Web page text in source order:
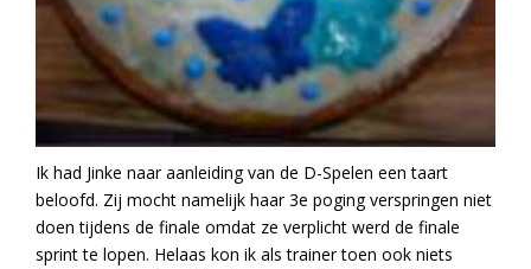
Ik had Jinke naar aanleiding van de D-Spelen een taart
beloofd. Zij mocht namelijk haar 3e poging verspringen niet
doen tijdens de finale omdat ze verplicht werd de finale
sprint te lopen. Helaas kon ik als trainer toen ook niets